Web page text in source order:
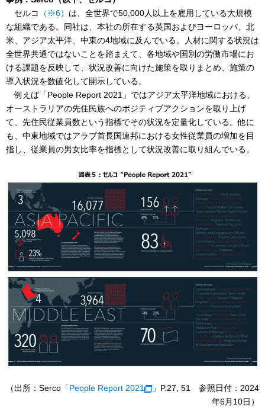
セルコ
（※6） は、全世界で50,000人以上を雇用している大規模
な組織である。同社は、本社の所在する英国およびヨーロッパ、北
米、アジア太平洋、中東の4地域に及んでいる。人材に関する状況は
全世界共通ではないことを踏まえて、各地域や国別の労働市場にお
ける課題を反映して、状況改善に向けた施策を取りまとめ、施策の
導入状況を数値化して開示している。
例えば「People Report 2021」ではアジア太平洋地域における、
オーストラリアの先住民族へのポジティブアクションを取り上げ
て、先住民従業員数という指標でその状況を定量化している。他に
も、中東地域ではアラブ首長国連邦における女性従業員の増加を目
指し、従業員の男女比率を指標として状況改善に取り組んでいる。
（出所：Serco「People Report 2021
」P.27, 51 参照日付：2024
年6月10日）